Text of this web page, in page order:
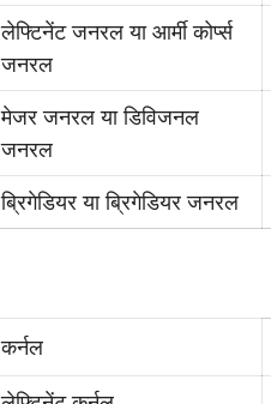
लेफ्टिनेंट जनरल या आर्मी कोर्प्स
जनरल
मेजर जनरल या डिविजनल
जनरल
ब्रिगेडियर या ब्रिगेडियर जनरल
कर्नल